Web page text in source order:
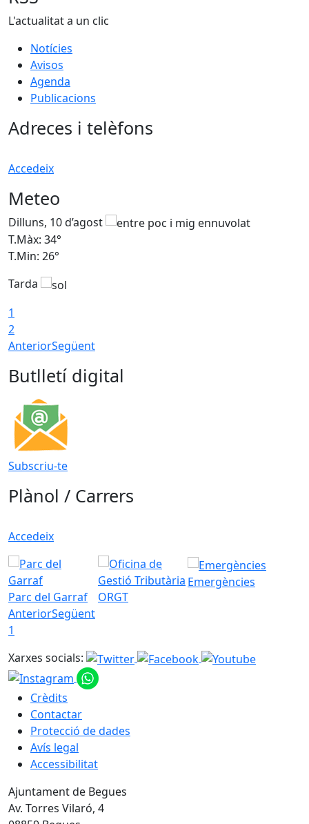
L'actualitat a un clic
Notícies
Avisos
Agenda
Publicacions
Adreces i telèfons
Accedeix
Meteo
Dilluns, 10 d’agost
T.Màx: 34°
T.Min: 26°
Tarda
1
2
AnteriorSegüent
Butlletí digital
Subscriu-te
Plànol / Carrers
Accedeix
Parc del Garraf ORGT
Emergències
AnteriorSegüent
1
Xarxes socials:
Crèdits
Contactar
Protecció de dades
Avís legal
Accessibilitat
Ajuntament de Begues
Av. Torres Vilaró, 4